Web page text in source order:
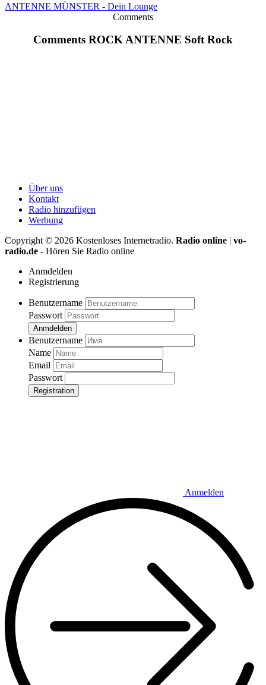
ANTENNE MÜNSTER - Dein Lounge
Comments
Comments ROCK ANTENNE Soft Rock
Über uns
Kontakt
Radio hinzufügen
Werbung
Copyright © 2026 Kostenloses Internetradio. Radio online | vo-
radio.de - Hören Sie Radio online
Anmdelden
Registrierung
Benutzername
Passwort
Anmdelden
Benutzername
Name
Email
Passwort
Registration
Anmelden